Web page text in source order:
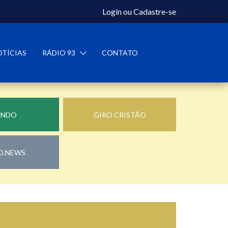
LoginouCadastre-se
RÁDIO 93 CONTATO
GIRO CRISTÃO